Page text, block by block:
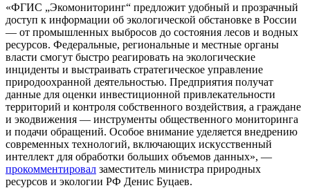
«ФГИС „Экомониторинг“ предложит удобный и прозрачный
доступ к информации об экологической обстановке в России
— от промышленных выбросов до состояния лесов и водных
ресурсов. Федеральные, региональные и местные органы
власти смогут быстро реагировать на экологические
инциденты и выстраивать стратегическое управление
природоохранной деятельностью. Предприятия получат
данные для оценки инвестиционной привлекательности
территорий и контроля собственного воздействия, а граждане
и экодвижения — инструменты общественного мониторинга
и подачи обращений. Особое внимание уделяется внедрению
современных технологий, включающих искусственный
интеллект для обработки больших объемов данных», —
прокомментировал заместитель министра природных
ресурсов и экологии РФ Денис Буцаев.